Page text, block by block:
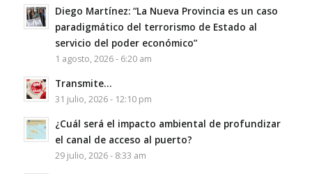
Diego Martínez: “La Nueva Provincia es un caso
paradigmático del terrorismo de Estado al
servicio del poder económico”
1 agosto, 2026 - 6:20 am
Transmite…
31 julio, 2026 - 12:10 pm
¿Cuál será el impacto ambiental de profundizar
el canal de acceso al puerto?
29 julio, 2026 - 8:33 am